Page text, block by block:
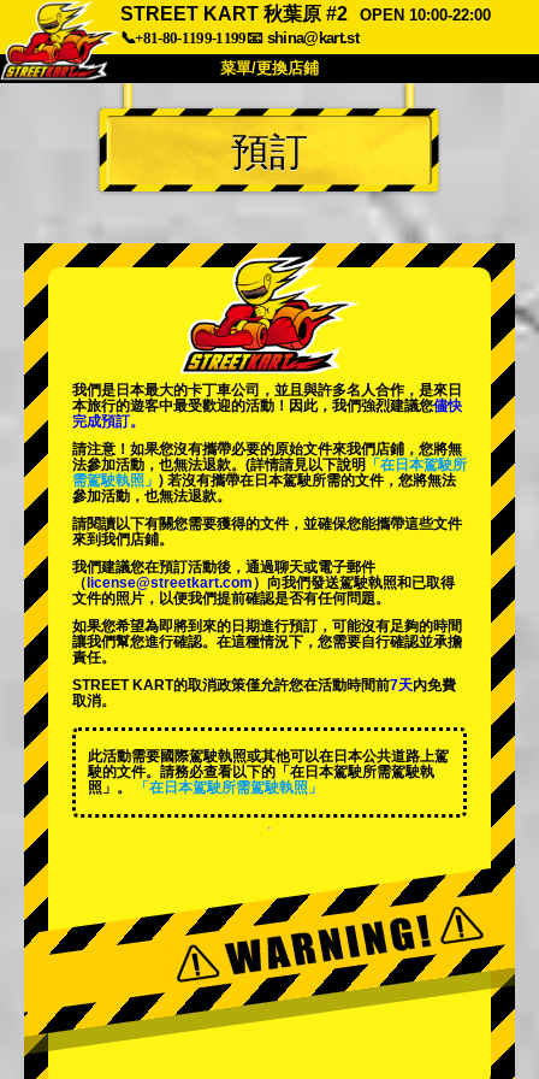
STREET KART 秋葉原 #2
OPEN 10:00-22:00
📞+81-80-1199-1199📧 shina@kart.st
菜單/更換店鋪
首頁
關於 規格 價格
公司 預訂
更換店鋪
東京 秋葉原 #2
東京 澀谷附店 東京灣
東京 淺草 大阪
沖繩
預訂
我們是日本最大的卡丁車公司，並且與許多名人合作，是來日
本旅行的遊客中最受歡迎的活動 ！因此，我們強烈建議您儘快
完成預訂。
請注意！如果您沒有攜帶必要的原始文件來我們店鋪，您將無
法參加活動，也無法退款。 (詳情請見以下說明
「在日本駕駛所
需駕駛執照」 ) 若沒有攜帶在日本駕駛所需的文件，您將無法
參加活動，也無法退款。
請閱讀以下有關您需要獲得的文件，並確保您能攜帶這些文件
來到我們店鋪。
我們建議您在預訂活動後，通過聊天或電子郵件
（ license@streetkart.com ）向我們發送駕駛執照和已取得
文件的照片，以便我們提前確認是否有任何問題。
如果您希望為即將到來的日期進行預訂，可能沒有足夠的時間
讓我們幫您進行確認。在這種情況下，您需要自行確認並承擔
責任。
STREET KART的取消政策僅允許您在活動時間前7天內免費
取消。
此活動需要國際駕駛執照或其他可以在日本公共道路上駕
駛的文件。請務必查看以下的「在日本駕駛所需駕駛執
照」。
「在日本駕駛所需駕駛執照」